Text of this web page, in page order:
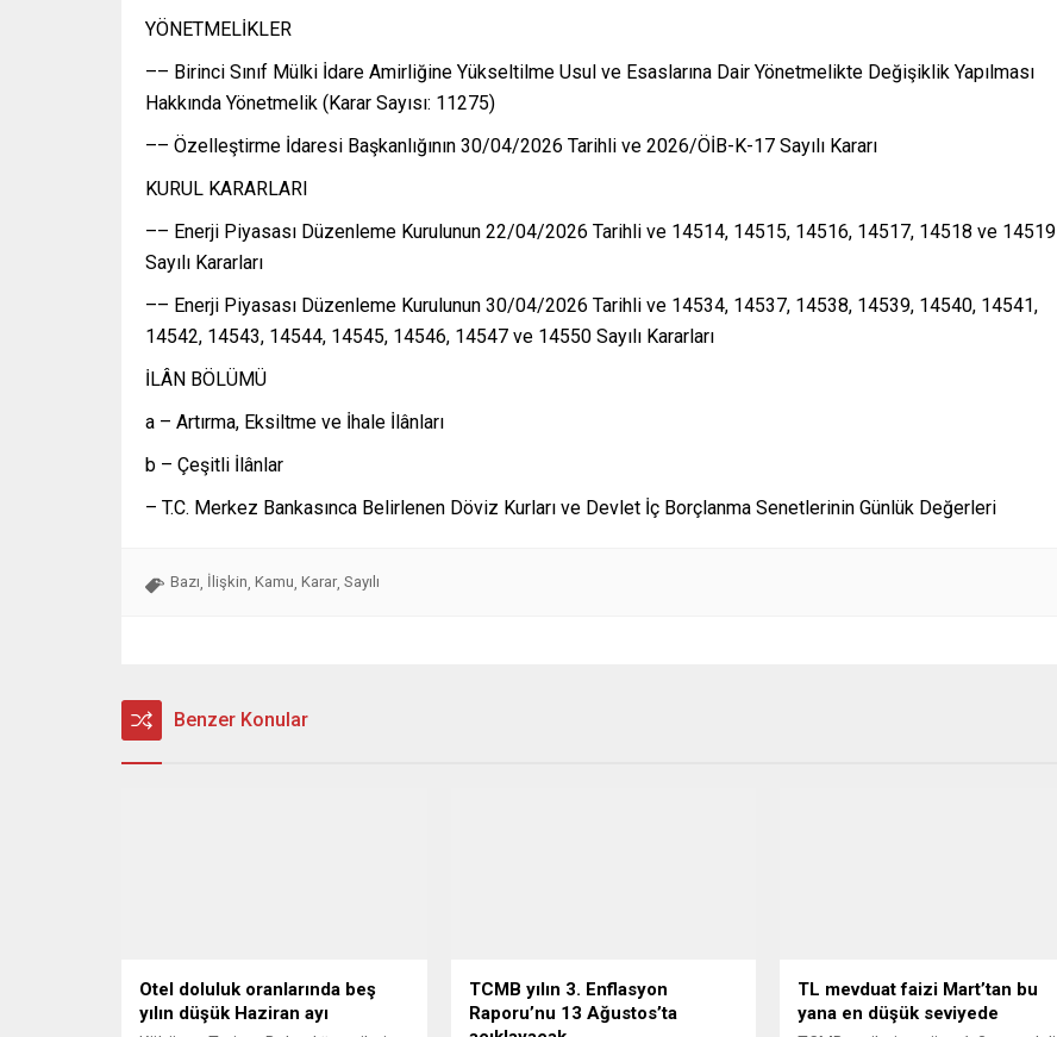
YÖNETMELİKLER
–– Birinci Sınıf Mülki İdare Amirliğine Yükseltilme Usul ve Esaslarına Dair Yönetmelikte Değişiklik Yapılması
Hakkında Yönetmelik (Karar Sayısı: 11275)
–– Özelleştirme İdaresi Başkanlığının 30/04/2026 Tarihli ve 2026/ÖİB-K-17 Sayılı Kararı
KURUL KARARLARI
–– Enerji Piyasası Düzenleme Kurulunun 22/04/2026 Tarihli ve 14514, 14515, 14516, 14517, 14518 ve 14519
Sayılı Kararları
–– Enerji Piyasası Düzenleme Kurulunun 30/04/2026 Tarihli ve 14534, 14537, 14538, 14539, 14540, 14541,
14542, 14543, 14544, 14545, 14546, 14547 ve 14550 Sayılı Kararları
İLÂN BÖLÜMÜ
a – Artırma, Eksiltme ve İhale İlânları
b – Çeşitli İlânlar
– T.C. Merkez Bankasınca Belirlenen Döviz Kurları ve Devlet İç Borçlanma Senetlerinin Günlük Değerleri
Bazı, İlişkin, Kamu, Karar, Sayılı
Benzer Konular
Otel doluluk oranlarında beş
yılın düşük Haziran ayı
TCMB yılın 3. Enflasyon
Raporu’nu 13 Ağustos’ta
TL mevduat faizi Mart’tan bu
yana en düşük seviyede